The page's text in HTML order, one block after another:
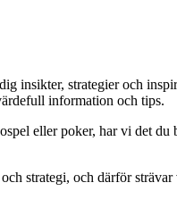
insikter, strategier och
information och tips.
eller poker, har vi det du
strategi, och därför